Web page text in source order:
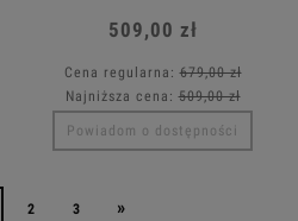
509,00 zł
Cena regularna:679,00 zł
Najniższa cena:509,00 zł
Powiadom o dostępności
2 3 »